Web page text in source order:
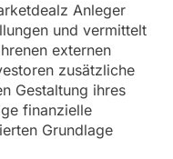
Anleger
und vermittelt
externen
zusätzliche
Gestaltung ihres
finanzielle
Grundlage